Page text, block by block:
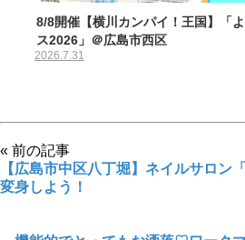
8/8開催【横川カンパイ！王国】「
ス2026」＠広島市西区
2026.7.31
« 前の記事
【広島市中区八丁堀】ネイルサロン
変身しよう！